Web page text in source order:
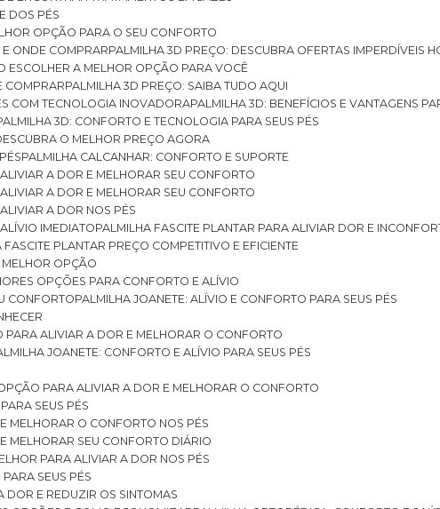
DOS PÉS
OPÇÃO PARA O SEU CONFORTO
E ONDE COMPRAR
PALMILHA 3D PREÇO: DESCUBRA OFERTAS IMPERDÍVEIS
ESCOLHER A MELHOR OPÇÃO PARA VOCÊ
COMPRAR
PALMILHA 3D PREÇO: SAIBA TUDO AQUI
COM TECNOLOGIA INOVADORA PALMILHA 3D: BENEFÍCIOS E VANTAGENS
PALMILHA 3D: CONFORTO E TECNOLOGIA PARA SEUS PÉS
O MELHOR PREÇO AGORA
PALMILHA CALCANHAR: CONFORTO E SUPORTE
A DOR E MELHORAR SEU CONFORTO
A DOR E MELHORAR SEU CONFORTO
A DOR NOS PÉS
IMEDIATO
PALMILHA FASCITE PLANTAR PARA ALIVIAR DOR E
FASCITE PLANTAR PREÇO COMPETITIVO E EFICIENTE
MELHOR OPÇÃO
OPÇÕES PARA CONFORTO E ALÍVIO
CONFORTO
PALMILHA JOANETE: ALÍVIO E CONFORTO PARA SEUS PÉS
PARA ALIVIAR A DOR E MELHORAR O CONFORTO
JOANETE: CONFORTO E ALÍVIO PARA SEUS PÉS
PARA ALIVIAR A DOR E MELHORAR O CONFORTO
SEUS PÉS
MELHORAR O CONFORTO NOS PÉS
MELHORAR SEU CONFORTO DIÁRIO
PARA ALIVIAR A DOR NOS PÉS
SEUS PÉS
DOR E REDUZIR OS SINTOMAS